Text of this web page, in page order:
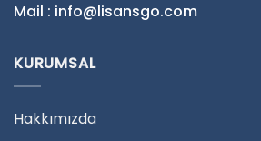
Mail : info@lisansgo.com
KURUMSAL
Hakkımızda